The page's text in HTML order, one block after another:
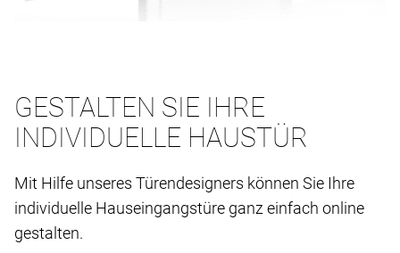
GESTALTEN SIE IHRE
INDIVIDUELLE HAUSTÜR
Mit Hilfe unseres Türendesigners können Sie Ihre
individuelle Hauseingangstüre ganz einfach online
gestalten.